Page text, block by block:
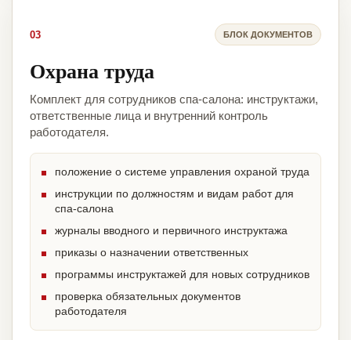
03 БЛОК ДОКУМЕНТОВ
Охрана труда
Комплект для сотрудников спа-салона: инструктажи,
ответственные лица и внутренний контроль
работодателя.
положение о системе управления охраной труда
инструкции по должностям и видам работ для
спа-салона
журналы вводного и первичного инструктажа
приказы о назначении ответственных
программы инструктажей для новых сотрудников
проверка обязательных документов
работодателя